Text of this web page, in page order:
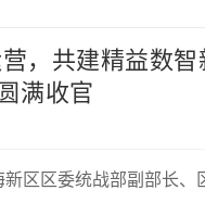
，共建精益数
满收官
新区区委统战部副部长